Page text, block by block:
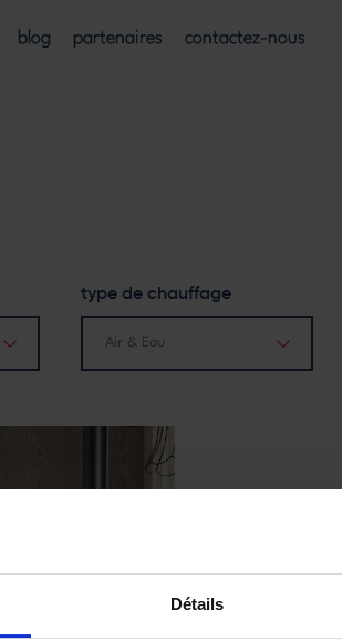
Détails
blog partenaires contactez-nous
type de chauffage
Air & Eau